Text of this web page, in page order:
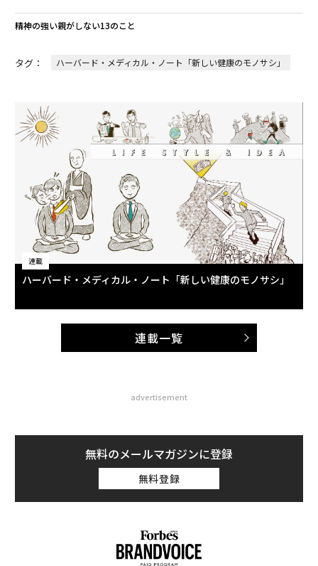
精神の強い親がしない13のこと
タグ： ハーバード・メディカル・ノート「新しい健康のモノサシ」
連載
ハーバード・メディカル・ノート「新しい健康のモノサシ」
連載一覧
advertisement
無料のメールマガジンに登録
無料登録